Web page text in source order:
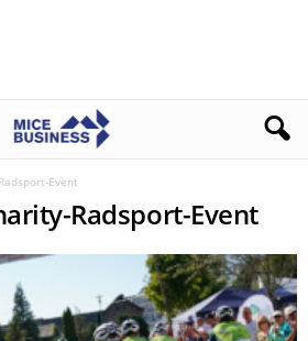
Event
Radsport-Event